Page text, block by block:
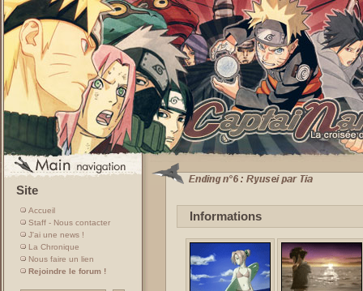
Site
Accueil
Staff - Nous contacter
J'ai une news !
La Chronique
Nous faire un lien
Rejoindre le forum !
Informations